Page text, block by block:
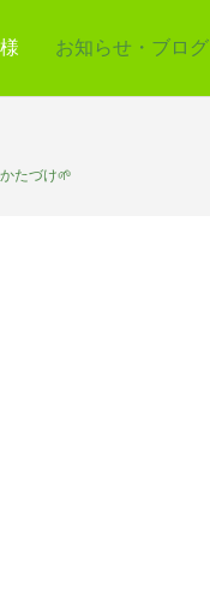
お知らせ・ブログ
たづけ🌱